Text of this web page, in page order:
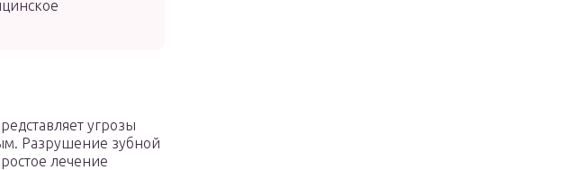
угрозы
Разрушение зубной
лечение